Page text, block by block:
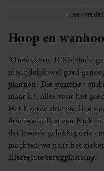
Hoop en
“Onze eerste ICSI-ronde
uiteindelijk wel goed
plannen. Die punctie vond
maar hé, alles voor het
Het leverde drie eicellen
drie zaadcellen van Niek
dat leverde gelukkig drie
mochten we naar het
allereerste terugplaatsing.